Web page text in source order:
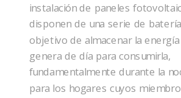
instalación de paneles
disponen de una serie de
objetivo de almacenar la
genera de día para consumirla,
fundamentalmente durante la
para los hogares cuyos